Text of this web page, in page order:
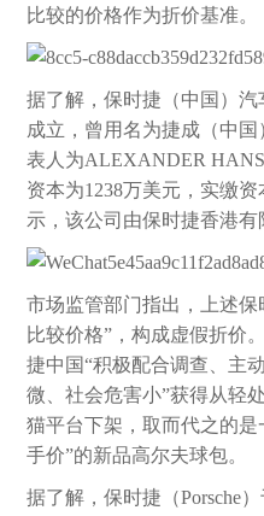
比较的价格作为折价基准。
据了解，保时捷（中国）汽
成立，曾用名为捷成（中
表人为ALEXANDER
资本为1238万美元，实缴
示，该公司由保时捷香港有
市场监管部门指出，上述
比较价格”，构成虚假折价
捷中国“积极配合调查、主
微、社会危害小”获得从轻
猫平台下架，取而代之的是
手价”的新品高尔夫球包。
据了解，保时捷（Porsche